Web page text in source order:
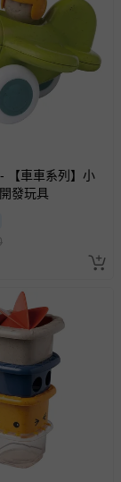
【車車系列】小
發玩具